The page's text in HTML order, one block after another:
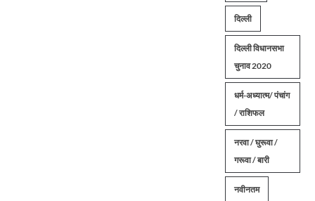
दिल्ली
दिल्ली विधानसभा
चुनाव 2020
धर्म-अध्यात्म/ पंचांग
/ राशिफल
नरवा / घुरूवा /
गरूवा / बारी
नवीनतम